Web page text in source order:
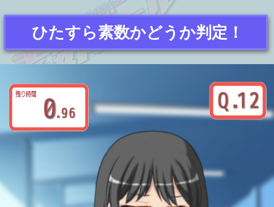
ひたすら素数かどうか判定！